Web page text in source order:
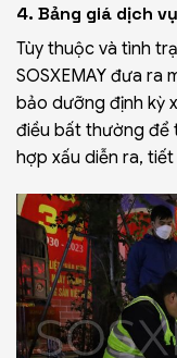
4. Bảng giá dịch
Tùy thuộc và tình
SOSXEMAY đưa ra
bảo dưỡng định kỳ
điều bất thường để
hợp xấu diễn ra,